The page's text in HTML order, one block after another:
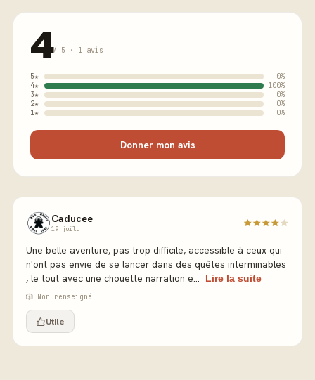
4/ 5 · 1 avis
5★
0%
4★
100%
3★
0%
2★
0%
1★
0%
Donner mon avis
Caducee
19 juil.
Une belle aventure, pas trop difficile, accessible à ceux qui
n'ont pas envie de se lancer dans des quêtes interminables
, le tout avec une chouette narration e...
Lire la suite
🎲 Non renseigné
Utile